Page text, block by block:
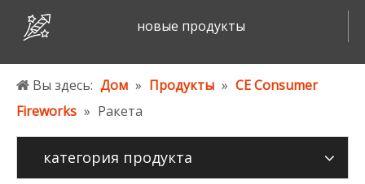
новые продукты
Вы здесь: Дом » Продукты » CE Consumer
Fireworks » Ракета
категория продукта